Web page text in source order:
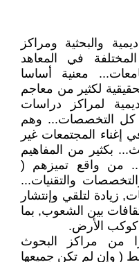
والبحثية ومراكز
في المعاهد
معنية أساسا
لكثير من معاجم
لمراكز دراسات
التخصصات... وهم
المجتمعات غير
بكثير من المفاهيم
من واقع تميزهم (
والتقنيات...
زيادة لتلقي وإنتشار
بين الشعوب, بما
الأرض.
من مراكز البحوث
( وإن لم تكن جميعها